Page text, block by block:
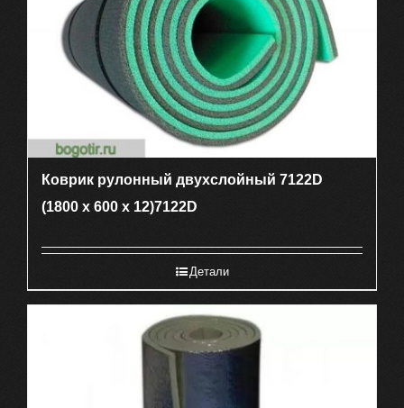
Коврик рулонный двухслойный 7122D
(1800 х 600 х 12)7122D
Детали